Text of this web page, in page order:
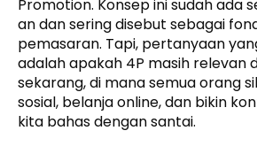
Promotion. Konsep ini sudah ada
an dan sering disebut sebagai
pemasaran. Tapi, pertanyaan
adalah apakah 4P masih relevan
sekarang, di mana semua orang
sosial, belanja online, dan bikin
kita bahas dengan santai.